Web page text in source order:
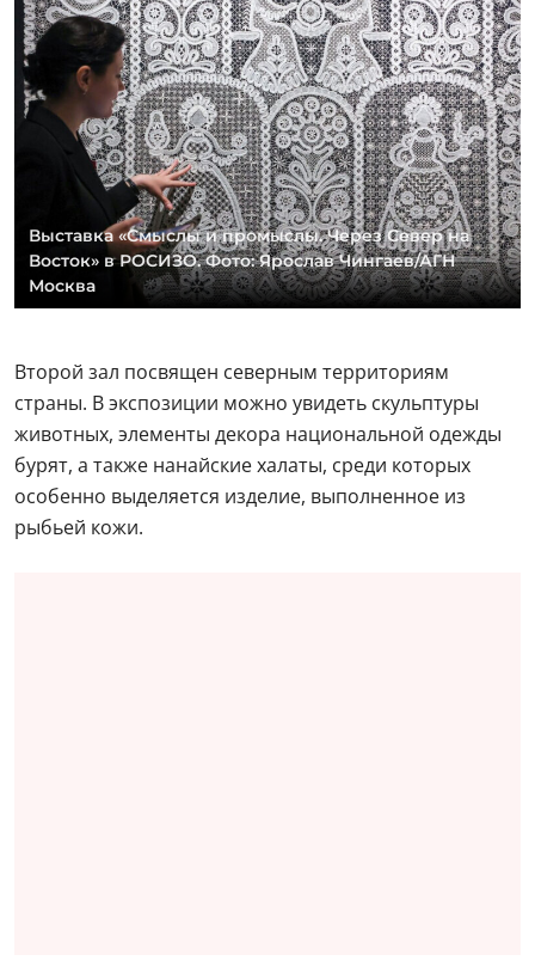
Выставка «Смыслы и промыслы. Через Север на
Восток» в РОСИЗО. Фото: Ярослав Чингаев/АГН
Москва
Второй зал посвящен северным территориям
страны. В экспозиции можно увидеть скульптуры
животных, элементы декора национальной одежды
бурят, а также нанайские халаты, среди которых
особенно выделяется изделие, выполненное из
рыбьей кожи.